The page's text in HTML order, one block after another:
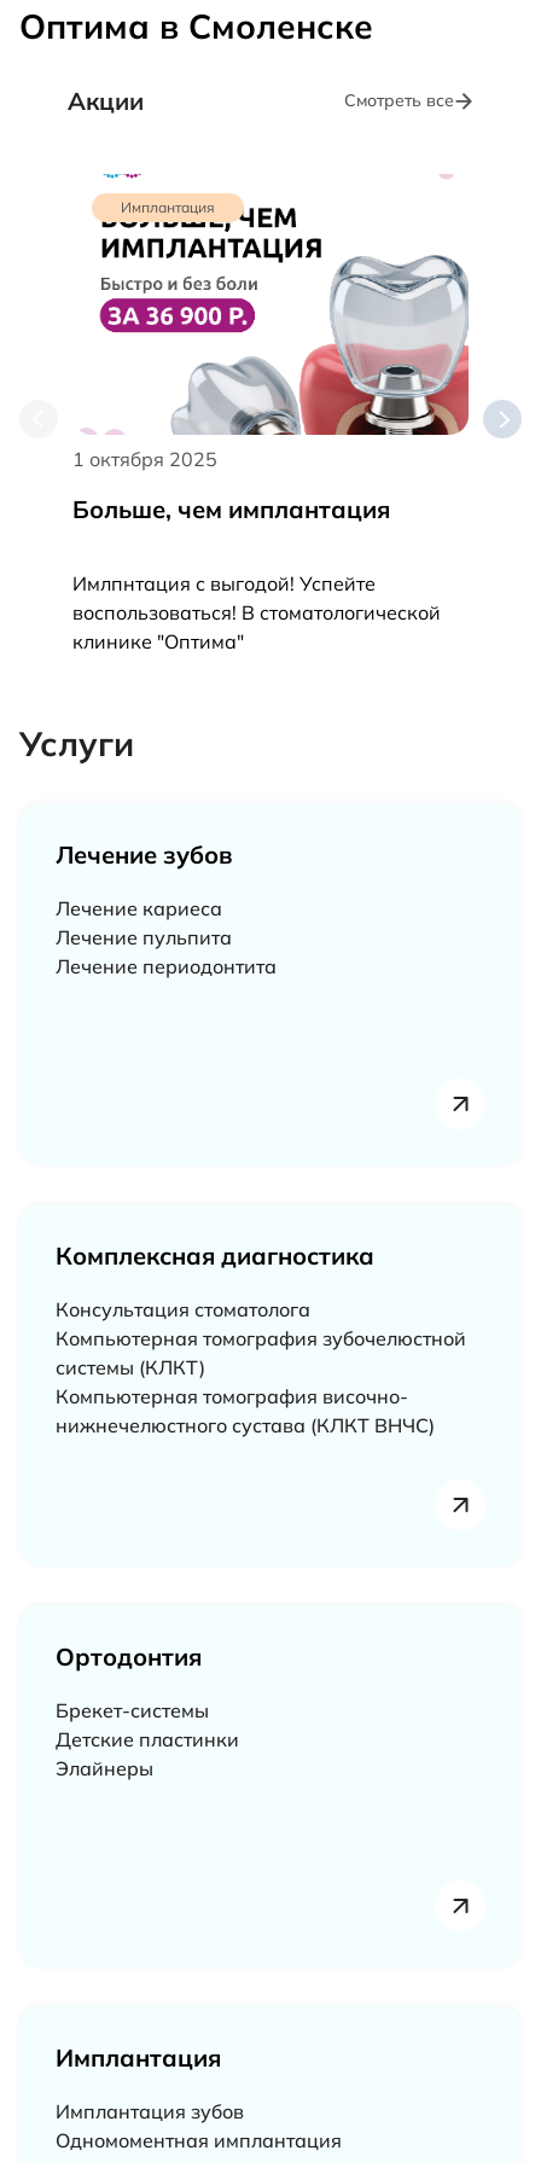
Оптима в Смоленске
Акции Смотреть все
Имплантация
1 октября 2025
Больше, чем имплантация
Имлпнтация с выгодой! Успейте
воспользоваться! В стоматологической
клинике "Оптима"
Услуги
Лечение зубов
Лечение кариеса
Лечение пульпита
Лечение периодонтита
Комплексная диагностика
Консультация стоматолога
Компьютерная томография зубочелюстной
системы (КЛКТ)
Компьютерная томография височно-
нижнечелюстного сустава (КЛКТ ВНЧС)
Ортодонтия
Брекет-системы
Детские пластинки
Элайнеры
Имплантация
Имплантация зубов
Одномоментная имплантация